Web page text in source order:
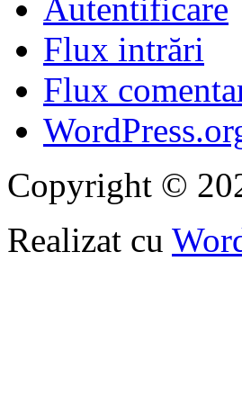
Autentificare
Flux intrări
Flux
Copyright ©
Realizat cu